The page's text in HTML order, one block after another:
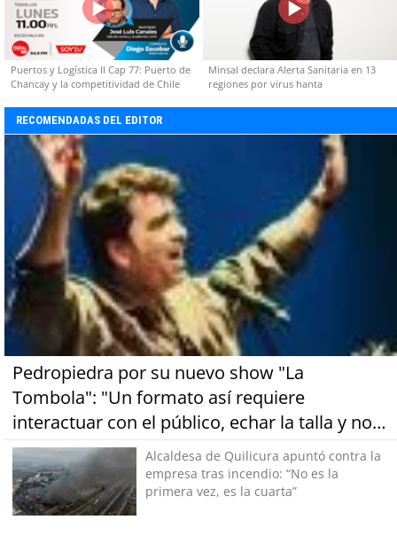
Puertos y Logística II Cap 77: Puerto de
Chancay y la competitividad de Chile
Minsal declara Alerta Sanitaria en 13
regiones por virus hanta
RECOMENDADAS DEL EDITOR
Pedropiedra por su nuevo show "La
Tombola": "Un formato así requiere
interactuar con el público, echar la talla y no
tener miedo a equivocarse"Alcaldesa de Quilicura apuntó contra la
empresa tras incendio: “No es la
primera vez, es la cuarta”